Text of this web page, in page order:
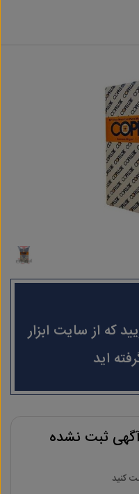
که از سایت ابزار
اید
ثبت نشده
کنید